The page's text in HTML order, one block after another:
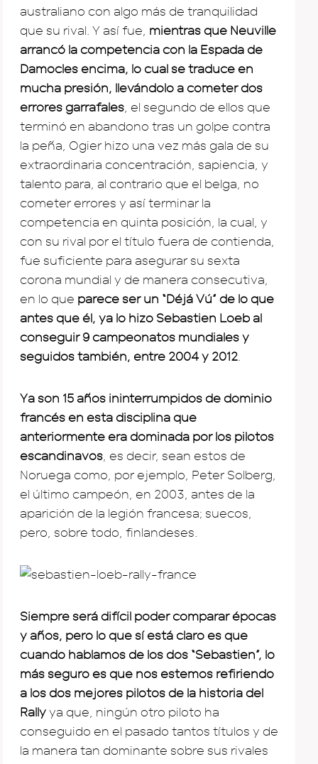
australiano con algo más de tranquilidad
que su rival. Y así fue, mientras que Neuville
arrancó la competencia con la Espada de
Damocles encima, lo cual se traduce en
mucha presión, llevándolo a cometer dos
errores garrafales , el segundo de ellos que
terminó en abandono tras un golpe contra
la peña, Ogier hizo una vez más gala de su
extraordinaria concentración, sapiencia, y
talento para, al contrario que el belga, no
cometer errores y así terminar la
competencia en quinta posición, la cual, y
con su rival por el título fuera de contienda,
fue suficiente para asegurar su sexta
corona mundial y de manera consecutiva,
en lo que parece ser un “Déjá Vú” de lo que
antes que él, ya lo hizo Sebastien Loeb al
conseguir 9 campeonatos mundiales y
seguidos también, entre 2004 y 2012
Ya son 15 años ininterrumpidos de dominio
francés en esta disciplina que
anteriormente era dominada por los pilotos
escandinavos , es decir, sean estos de
Noruega como, por ejemplo, Peter Solberg,
el último campeón, en 2003, antes de la
aparición de la legión francesa; suecos,
pero, sobre todo, finlandeses.
Siempre será difícil poder comparar épocas
y años, pero lo que sí está claro es que
cuando hablamos de los dos “Sebastien”, lo
más seguro es que nos estemos refiriendo
a los dos mejores pilotos de la historia del
Rally ya que, ningún otro piloto ha
conseguido en el pasado tantos títulos y de
la manera tan dominante sobre sus rivales